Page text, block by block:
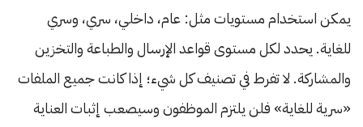
يمكن استخدام مستويات مثل: عام، داخلي، سري، وسري
للغاية. يحدد لكل مستوى قواعد الإرسال والطباعة والتخزين
والمشاركة. لا تفرط في تصنيف كل شيء؛ إذا كانت جميع الملفات
«سرية للغاية» فلن يلتزم الموظفون وسيصعب إثبات العناية